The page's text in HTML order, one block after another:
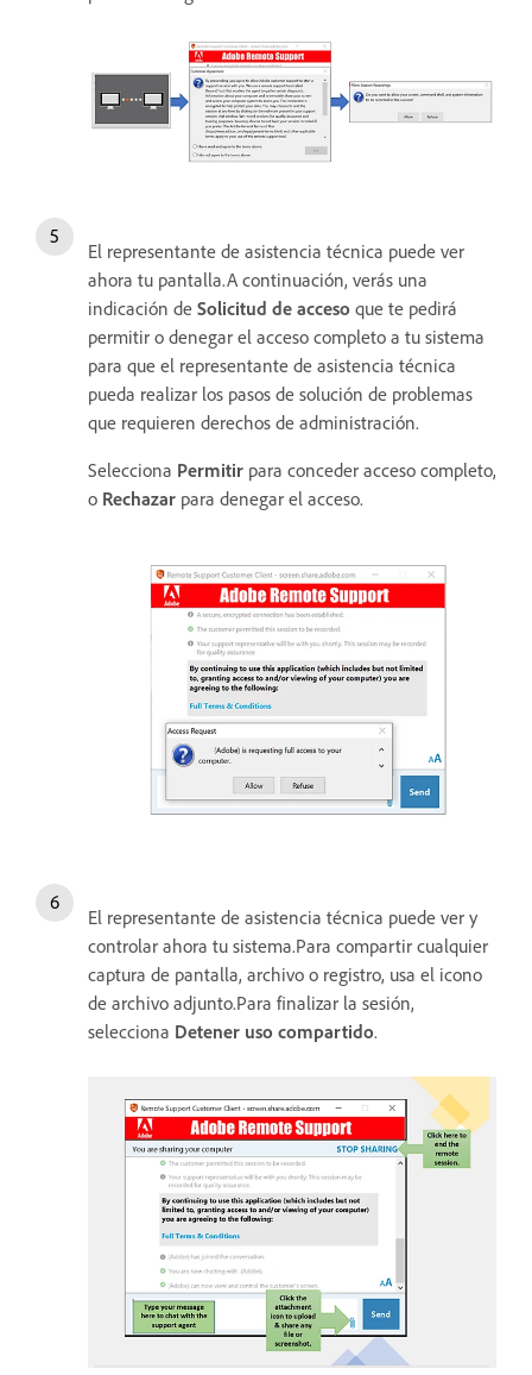
El representante de asistencia técnica puede ver
ahora tu pantalla.A continuación, verás una
indicación de Solicitud de acceso que te pedirá
permitir o denegar el acceso completo a tu sistema
para que el representante de asistencia técnica
pueda realizar los pasos de solución de problemas
que requieren derechos de administración.
Selecciona Permitir para conceder acceso completo,
o Rechazar para denegar el acceso.
El representante de asistencia técnica puede ver y
controlar ahora tu sistema.Para compartir cualquier
captura de pantalla, archivo o registro, usa el icono
de archivo adjunto.Para finalizar la sesión,
selecciona Detener uso compartido.